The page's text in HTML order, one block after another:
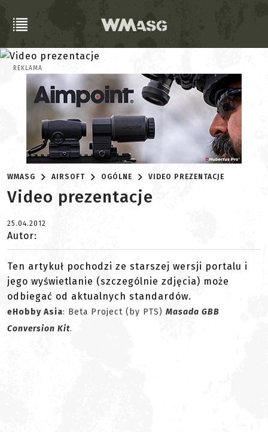
REKLAMA
WMASG AIRSOFT OGÓLNE VIDEO PREZENTACJE
Video prezentacje
25.04.2012
Autor:
Ten artykuł pochodzi ze starszej wersji portalu i
jego wyświetlanie (szczególnie zdjęcia) może
odbiegać od aktualnych standardów.
eHobby Asia: Beta Project (by PTS) Masada GBB
Conversion Kit.